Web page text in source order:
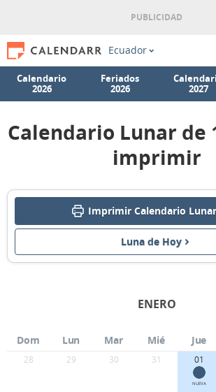
Ecuador
Calendario
2026
Feriados
2026
2027
Calendario Lunar de
imprimir
Imprimir Calendario
Luna de Hoy
ENERO
Dom Lun Mar Mié Jue
28 29 30 31 01
NUEVA